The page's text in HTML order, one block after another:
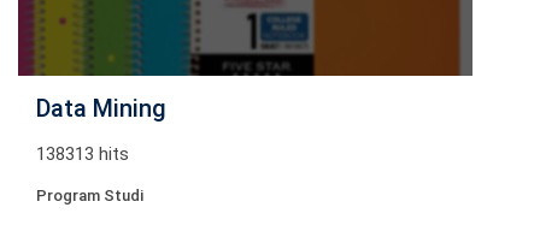
Data Mining
138313 hits
Program Studi